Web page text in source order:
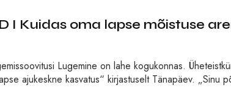
I Kuidas oma lapse mõistuse
Lugemine on lahe kogukonnas.
ajukeskne kasvatus“ kirjastuselt Tänapäev. „Sinu